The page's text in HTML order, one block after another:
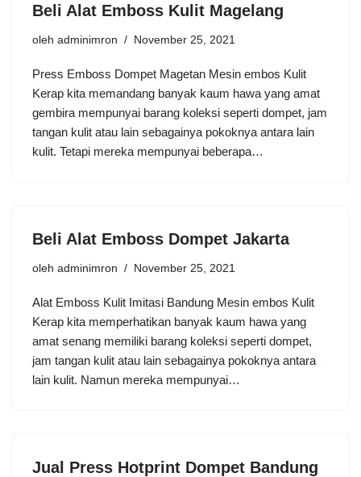
Beli Alat Emboss Kulit Magelang
oleh adminimron November 25, 2021
Press Emboss Dompet Magetan Mesin embos Kulit
Kerap kita memandang banyak kaum hawa yang amat
gembira mempunyai barang koleksi seperti dompet, jam
tangan kulit atau lain sebagainya pokoknya antara lain
kulit. Tetapi mereka mempunyai beberapa…
Beli Alat Emboss Dompet Jakarta
oleh adminimron November 25, 2021
Alat Emboss Kulit Imitasi Bandung Mesin embos Kulit
Kerap kita memperhatikan banyak kaum hawa yang
amat senang memiliki barang koleksi seperti dompet,
jam tangan kulit atau lain sebagainya pokoknya antara
lain kulit. Namun mereka mempunyai…
Jual Press Hotprint Dompet Bandung